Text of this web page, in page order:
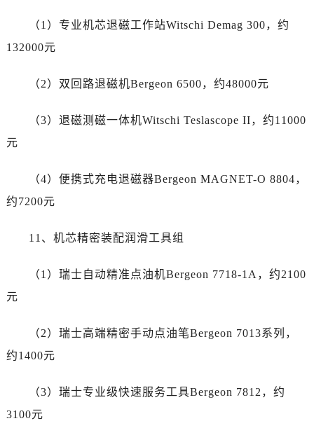
云南省怒江傈僳族自治州泸水市人民路真力时售后服务中心（需提前预约）
云南省玉溪市红塔区南北大街真力时售后服务中心（需提前预约）
新疆维吾尔自治区乌鲁木齐市天山区红山路26号时代广场（CCMALL）C座17层17-B真力时售后服务中心（需提前预约）
广东省东莞市东城街道鸿福东路1号民盈国贸中心T1写字楼9层907室真力时售后服务中心（需提前预约）
江苏省苏州市苏州工业园区 星港街199号苏州中心办公楼C座22层08室真力时售后服务中心（需提前预约）
安徽省合肥市蜀山区潜山路111号万象城华润大厦B座12楼03室真力时售后服务中心（需提前预约）
（1）专业机芯退磁工作站Witschi Demag 300，约
132000元
（2）双回路退磁机Bergeon 6500，约48000元
（3）退磁测磁一体机Witschi Teslascope II，约11000
元
（4）便携式充电退磁器Bergeon MAGNET-O 8804，
约7200元
11、机芯精密装配润滑工具组
（1）瑞士自动精准点油机Bergeon 7718-1A，约2100
元
（2）瑞士高端精密手动点油笔Bergeon 7013系列，
约1400元
（3）瑞士专业级快速服务工具Bergeon 7812，约
3100元